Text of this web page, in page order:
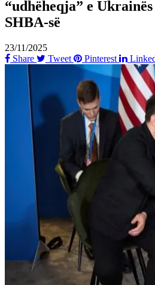
“udhëheqja” e
SHBA-së
23/11/2025
Share
Tweet Pinterest